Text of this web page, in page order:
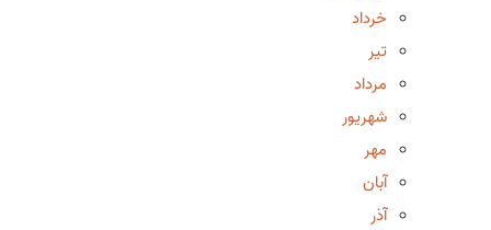
خرداد
تیر
مرداد
شهریور
مهر
آبان
آذر